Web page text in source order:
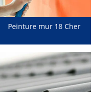
Peinture mur 18 Cher